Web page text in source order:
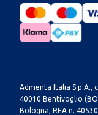
Admenta Italia S.p.A.,
40010 Bentivoglio
Bologna, REA n.